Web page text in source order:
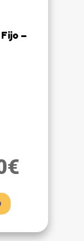
Fijo –
€